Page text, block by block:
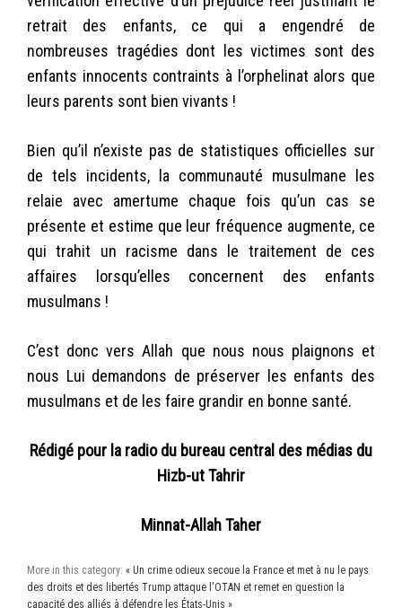
retrait des enfants, ce qui a engendré de
nombreuses tragédies dont les victimes sont des
enfants innocents contraints à l’orphelinat alors que
leurs parents sont bien vivants !
Bien qu’il n’existe pas de statistiques officielles sur
de tels incidents, la communauté musulmane les
relaie avec amertume chaque fois qu’un cas se
présente et estime que leur fréquence augmente, ce
qui trahit un racisme dans le traitement de ces
affaires lorsqu’elles concernent des enfants
musulmans !
C’est donc vers Allah que nous nous plaignons et
nous Lui demandons de préserver les enfants des
musulmans et de les faire grandir en bonne santé.
Rédigé pour la radio du bureau central des médias du
Hizb-ut Tahrir
Minnat-Allah Taher
More in this category: « Un crime odieux secoue la France et met à nu le pays
des droits et des libertés Trump attaque l'OTAN et remet en question la
capacité des alliés à défendre les États-Unis »